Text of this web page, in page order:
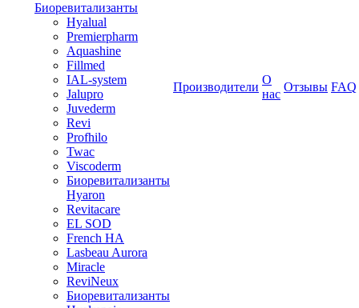
Биоревитализанты
Hyalual
Premierpharm
Aquashine
Fillmed
IAL-system
Jalupro
Juvederm
Revi
Profhilo
Twac
Viscoderm
Биоревитализанты
Hyaron
Revitacare
EL SOD
French HA
Lasbeau Aurora
Miracle
ReviNeux
Биоревитализанты
Производители
О
нас
Отзывы FAQ